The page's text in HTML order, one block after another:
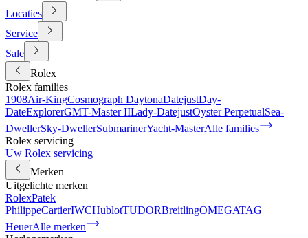
Locaties
Service
Sale
Rolex
Rolex families
1908Air-KingCosmograph DaytonaDatejustDay-
DateExplorerGMT-Master IILady-DatejustOyster PerpetualSea-
DwellerSky-DwellerSubmarinerYacht-MasterAlle families
Rolex servicing
Uw Rolex servicing
Merken
Uitgelichte merken
RolexPatek
PhilippeCartierIWCHublotTUDORBreitlingOMEGATAG
HeuerAlle merken